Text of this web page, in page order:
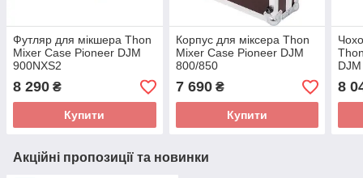
Футляр для мікшера Thon
Mixer Case Pioneer DJM
900NXS2
8 290 ₴
Купити
Корпус для міксера Thon
Mixer Case Pioneer DJM
800/850
7 690₴
Купити
8
Акційні пропозиції та новинки